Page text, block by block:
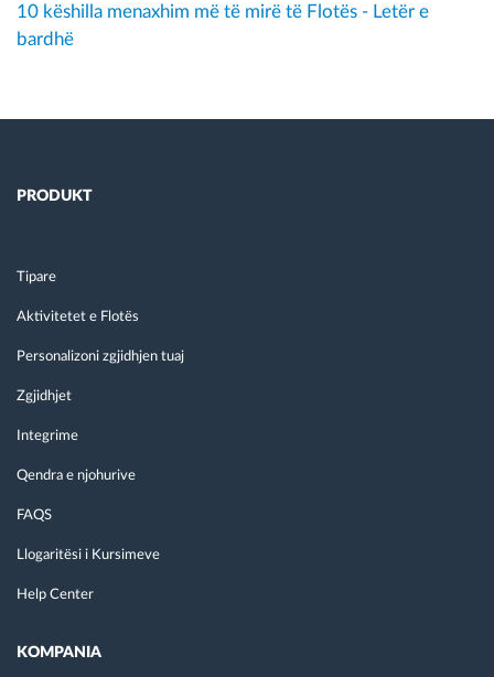
10 këshilla menaxhim më të mirë të Flotës - Letër e
bardhë
PRODUKT
Tipare
Aktivitetet e Flotës
Personalizoni zgjidhjen tuaj
Zgjidhjet
Integrime
Qendra e njohurive
FAQS
Llogaritësi i Kursimeve
Help Center
KOMPANIA